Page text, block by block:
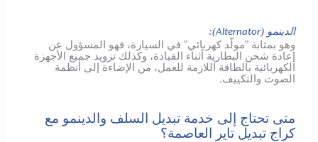
الدينمو (Alternator
):
وهو بمثابة "مولّد كهربائي" في السيارة، فهو المسؤول عن
إعادة شحن البطارية أثناء القيادة، وكذلك تزويد جميع الأجهزة
الكهربائية بالطاقة اللازمة للعمل، من الإضاءة إلى أنظمة
الصوت والتكييف.
متى تحتاج إلى خدمة تبديل السلف والدينمو مع
كراج تبديل تاير العاصمة؟